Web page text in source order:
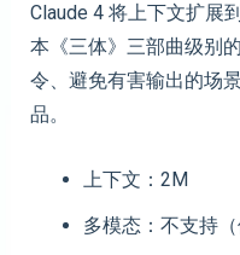
Claude 4 将上下文扩展
本《三体》三部曲级别
令、避免有害输出的场
品。
上下文：2M
多模态：不支持